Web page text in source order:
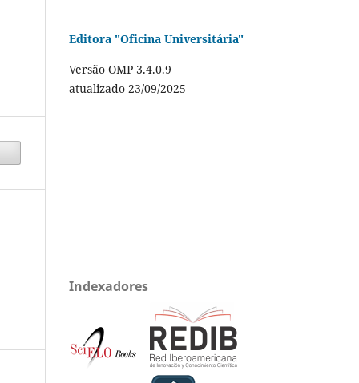
Editora "Oficina Universitária"
Versão OMP 3.4.0.9
atualizado 23/09/2025
Indexadores